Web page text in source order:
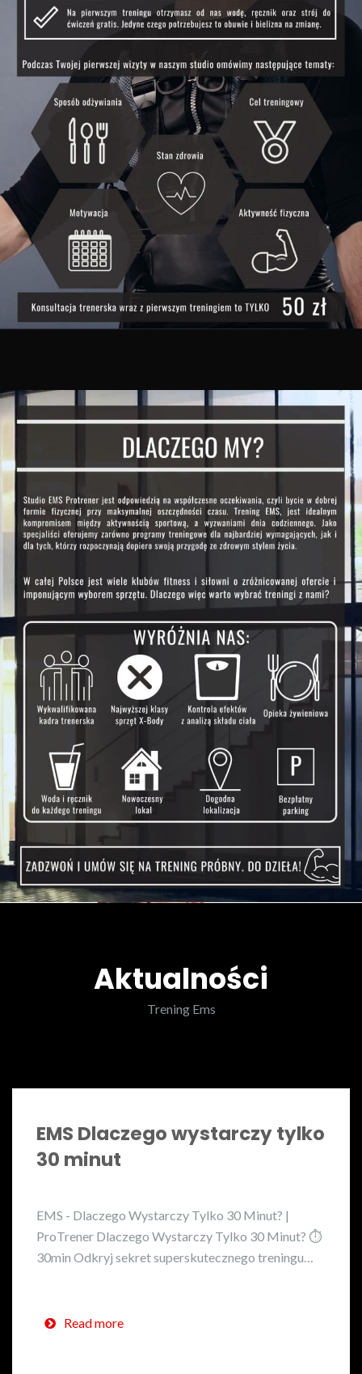
Aktualności
Trening Ems
EMS Dlaczego wystarczy tylko
30 minut
EMS - Dlaczego Wystarczy Tylko 30 Minut? |
ProTrener Dlaczego Wystarczy Tylko 30 Minut? ⏱️
30min Odkryj sekret superskutecznego treningu…
Read more